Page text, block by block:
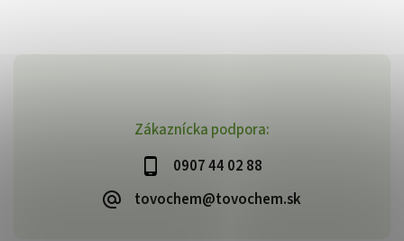
Zákaznícka podpora:
0907 44 02 88
tovochem@tovochem.sk